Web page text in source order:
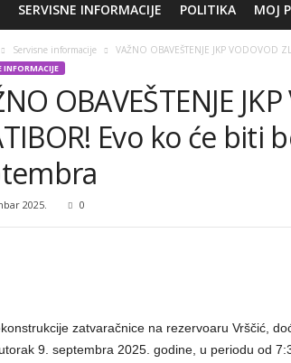
SERVISNE INFORMACIJE POLITIKA MOJ
Servisne informacije VAŽNO OBAVEŠTENJE JKP VODOVOD
INFORMACIJE
OBAVEŠTENJE
Evo ko će biti
2025. 0
zatvaračnice na rezervoaru Vrščić,
9. septembra 2025. godine, u periodu od